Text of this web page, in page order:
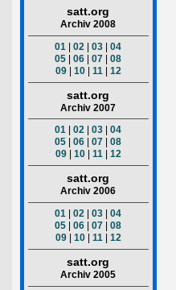
satt.org
Archiv 2008
01 |02 |03 |04
05 |06 |07 |08
09 | 10 | 11 | 12
satt.org
Archiv 2007
01 |02 |03 |04
05 |06 |07 |08
09
10 11 12
satt.org
Archiv 2006
01 |02 |03 |04
05 |06 |07 |08
09
10 11 12
satt.org
Archiv 2005